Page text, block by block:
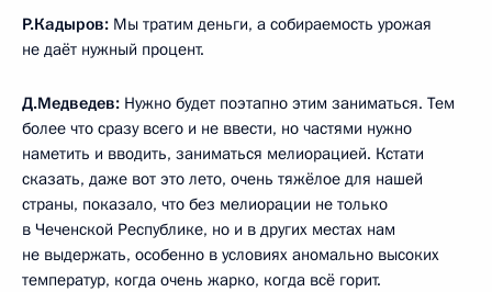
Р.Кадыров: Мы тратим деньги, а собираемость урожая
не даёт нужный процент.
Д.Медведев: Нужно будет поэтапно этим заниматься. Тем
более что сразу всего и не ввести, но частями нужно
наметить и вводить, заниматься мелиорацией. Кстати
сказать, даже вот это лето, очень тяжёлое для нашей
страны, показало, что без мелиорации не только
в Чеченской Республике, но и в других местах нам
не выдержать, особенно в условиях аномально высоких
температур, когда очень жарко, когда всё горит.